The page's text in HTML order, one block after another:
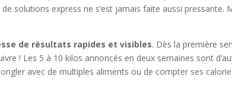
solutions express ne s’est jamais faite aussi
de résultats rapides et visibles. Dès la première
! Les 5 à 10 kilos annoncés en deux semaines sont
avec de multiples aliments ou de compter ses